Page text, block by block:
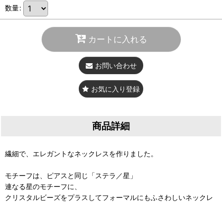
数量:
カートに入れる
お問い合わせ
お気に入り登録
商品詳細
繊細で、エレガントなネックレスを作りました。
モチーフは、ピアスと同じ「ステラ／星」
連なる星のモチーフに、
クリスタルビーズをプラスしてフォーマルにもふさわしいネックレ